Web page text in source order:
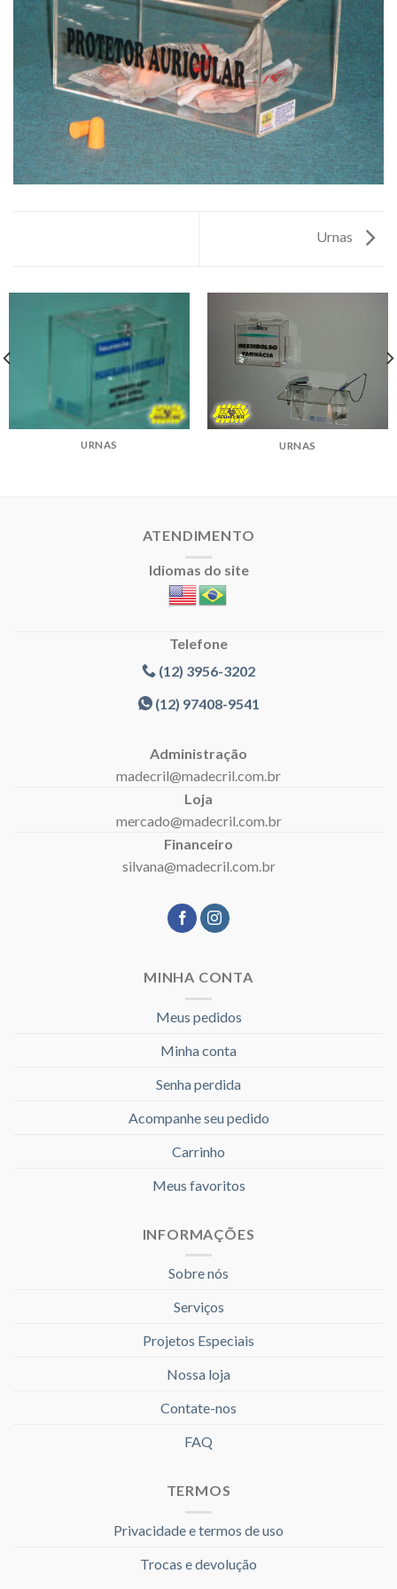
Urnas
URNAS URNAS
ATENDIMENTO
Idiomas do site
Telefone
(12) 3956-3202
(12) 97408-9541
Administração
madecril@madecril.com.br
Loja
mercado@madecril.com.br
Financeiro
silvana@madecril.com.br
MINHA CONTA
Meus pedidos
Minha conta
Senha perdida
Acompanhe seu pedido
Carrinho
Meus favoritos
INFORMAÇÕES
Sobre nós
Serviços
Projetos Especiais
Nossa loja
Contate-nos
FAQ
TERMOS
Privacidade e termos de uso
Trocas e devolução